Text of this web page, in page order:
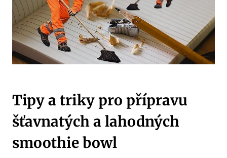
Tipy a triky pro přípravu
šťavnatých a lahodných
smoothie bowl